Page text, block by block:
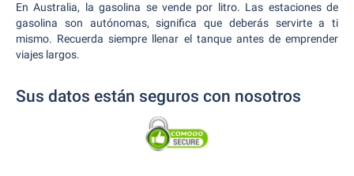
En Australia, la gasolina se vende por litro. Las estaciones de
gasolina son autónomas, significa que deberás servirte a ti
mismo. Recuerda siempre llenar el tanque antes de emprender
viajes largos.
Sus datos están seguros con nosotros